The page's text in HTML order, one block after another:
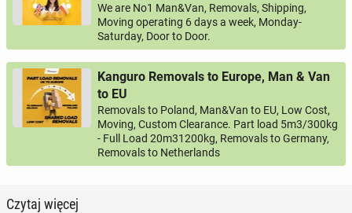
We are No1 Man&Van, Removals, Shipping,
Moving operating 6 days a week, Monday-
Saturday, Door to Door.
Kanguro Removals to Europe, Man & Van
to EU
Removals to Poland, Man&Van to EU, Low Cost,
Moving, Custom Clearance. Part load 5m3/300kg
- Full Load 20m31200kg, Removals to Germany,
Removals to Netherlands
Czytaj więcej